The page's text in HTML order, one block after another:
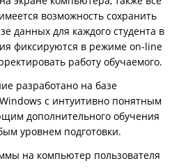
возможность сохранить
данных для каждого студента в
фиксируются в режиме on-line
работу обучаемого.
разработано на базе
с интуитивно понятным
дополнительного обучения
уровнем подготовки.
на компьютер пользователя